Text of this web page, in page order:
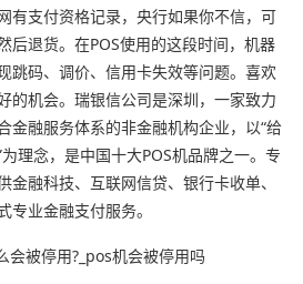
有支付资格记录，央行如果你不信，可
后退货。在POS使用的这段时间，机器
跳码、调价、信用卡失效等问题。喜欢
的机会。瑞银信公司是深圳，一家致力
金融服务体系的非金融机构企业，以“给
理念，是中国十大POS机品牌之一。专
金融科技、互联网信贷、银行卡收单、
专业金融支付服务。